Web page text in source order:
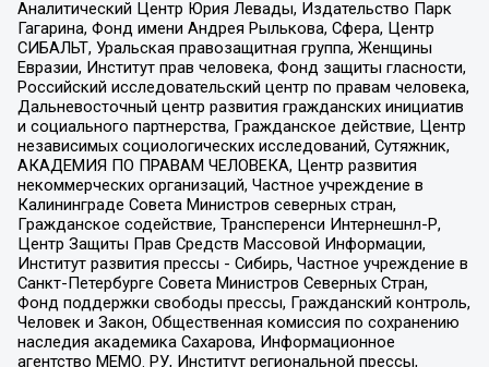
Аналитический Центр Юрия Левады, Издательство Парк
Гагарина, Фонд имени Андрея Рылькова, Сфера, Центр
СИБАЛЬТ, Уральская правозащитная группа, Женщины
Евразии, Институт прав человека, Фонд защиты гласности,
Российский исследовательский центр по правам человека,
Дальневосточный центр развития гражданских инициатив
и социального партнерства, Гражданское действие, Центр
независимых социологических исследований, Сутяжник,
АКАДЕМИЯ ПО ПРАВАМ ЧЕЛОВЕКА, Центр развития
некоммерческих организаций, Частное учреждение в
Калининграде Совета Министров северных стран,
Гражданское содействие, Трансперенси Интернешнл-Р,
Центр Защиты Прав Средств Массовой Информации,
Институт развития прессы - Сибирь, Частное учреждение в
Санкт-Петербурге Совета Министров Северных Стран,
Фонд поддержки свободы прессы, Гражданский контроль,
Человек и Закон, Общественная комиссия по сохранению
наследия академика Сахарова, Информационное
агентство МЕМО. РУ, Институт региональной прессы,